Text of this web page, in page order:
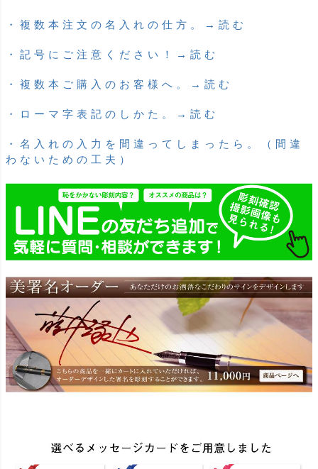
・複数本注文の名入れの仕方。→読む
・記号にご注意ください！→読む
・複数本ご購入のお客様へ。→読む
・ローマ字表記のしかた。→読む
・名入れの入力を間違ってしまったら。（間違
わないための工夫）